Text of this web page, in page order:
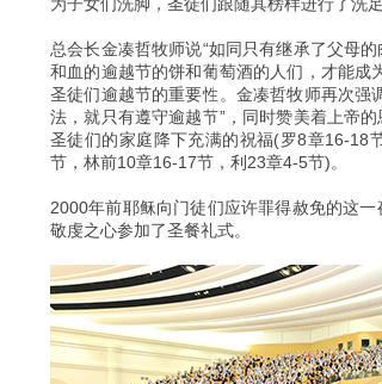
总会长金凑哲牧师说“如同只有继承了父母
和血的逾越节的饼和葡萄酒的人们，才能成
圣徒们逾越节的重要性。金凑哲牧师再次强
法，就只有遵守逾越节”，同时赞美着上帝
圣徒们的家庭降下充满的祝福(罗8章16-18
节，林前10章16-17节，利23章4-5节)。
2000年前耶稣向门徒们应许罪得赦免的这
敬虔之心参加了圣餐礼式。